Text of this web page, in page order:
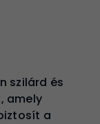
szilárd és
amely
a